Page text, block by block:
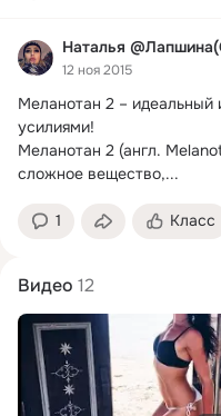
Наталья
12 ноя 2015
Меланотан 2 –
усилиями!
Меланотан 2 (англ.
сложное вещество,...
1 Класс
Видео 12